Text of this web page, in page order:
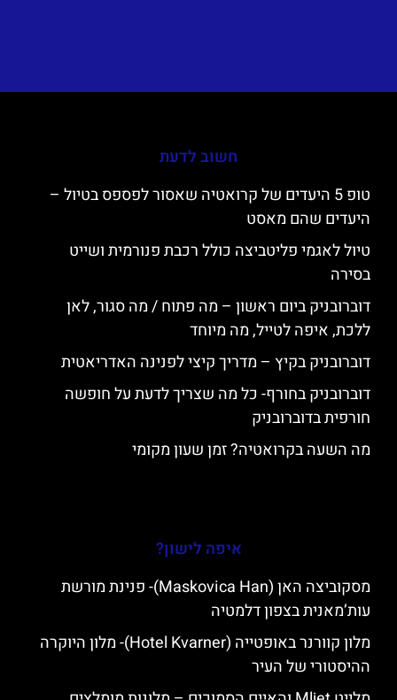
חשוב לדעת
טופ 5 היעדים של קרואטיה שאסור לפספס בטיול –
היעדים שהם מאסט
טיול לאגמי פליטביצה כולל רכבת פנורמית ושייט
בסירה
דוברובניק ביום ראשון – מה פתוח / מה סגור, לאן
ללכת, איפה לטייל, מה מיוחד
דוברובניק בקיץ – מדריך קיצי לפנינה האדריאטית
דוברובניק בחורף- כל מה שצריך לדעת על חופשה
חורפית בדוברובניק
מה השעה בקרואטיה? זמן שעון מקומי
איפה לישון?
מסקוביצה האן (Maskovica Han)- פנינת מורשת
עות’מאנית בצפון דלמטיה
מלון קוורנר באופטייה (Hotel Kvarner)- מלון היוקרה
ההיסטורי של העיר